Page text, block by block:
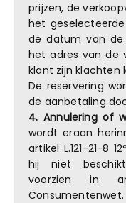
prijzen, de
het
de datum van de
het adres van de
klant zijn klachten
De reservering
de aanbetaling
4. Annulering of
wordt eraan
artikel L.121-21-8
hij niet
voorzien in